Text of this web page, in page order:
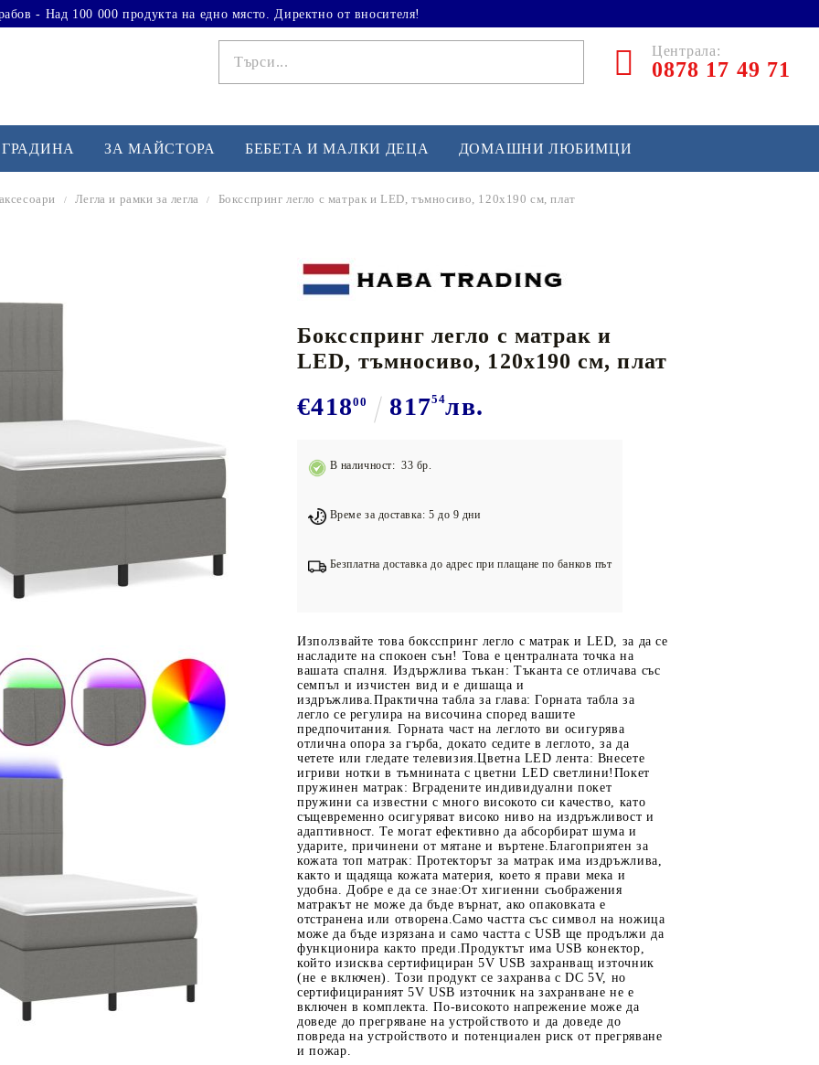
- Над 100 000 продукта на едно място. Директно от вносителя!
Централа:
0878 17 49 71
Подложки за фитнес уреди
Йога и пилатес
Баскетбол
Бейзбол и софтбол
Хокей и лакрос
Основно спортно оборудване
ЗА МАЙСТОРА БЕБЕТА И МАЛКИ ДЕЦА ДОМАШНИ ЛЮБИМЦИ
Легла и рамки за легла Боксспринг легло с матрак и LED, тъмносиво, 120x190 см, плат
Tweet
Боксспринг легло с матрак и
LED, тъмносиво, 120x190 см, плат
€41800 81754лв.
В наличност: 33 бр.
Време за доставка: 5 до 9 дни
Безплатна доставка до адрес при плащане по банков път
Използвайте това боксспринг легло с матрак и LED, за да се
насладите на спокоен сън! Това е централната точка на
вашата спалня. Издържлива тъкан: Тъканта се отличава със
семпъл и изчистен вид и е дишаща и
издръжлива.Практична табла за глава: Горната табла за
легло се регулира на височина според вашите
предпочитания. Горната част на леглото ви осигурява
отлична опора за гърба, докато седите в леглото, за да
четете или гледате телевизия.Цветна LED лента: Внесете
игриви нотки в тъмнината с цветни LED светлини!Покет
пружинен матрак: Вградените индивидуални покет
пружини са известни с много високото си качество, като
същевременно осигуряват високо ниво на издръжливост и
адаптивност. Те могат ефективно да абсорбират шума и
ударите, причинени от мятане и въртене.Благоприятен за
кожата топ матрак: Протекторът за матрак има издръжлива,
както и щадяща кожата материя, което я прави мека и
удобна. Добре е да се знае:От хигиенни съображения
матракът не може да бъде върнат, ако опаковката е
отстранена или отворена.Само частта със символ на ножица
може да бъде изрязана и само частта с USB ще продължи да
функционира както преди.Продуктът има USB конектор,
който изисква сертифициран 5V USB захранващ източник
(не е включен). Този продукт се захранва с DC 5V, но
сертифицираният 5V USB източник на захранване не е
включен в комплекта. По-високото напрежение може да
доведе до прегряване на устройството и да доведе до
повреда на устройството и потенциален риск от прегряване
и пожар.